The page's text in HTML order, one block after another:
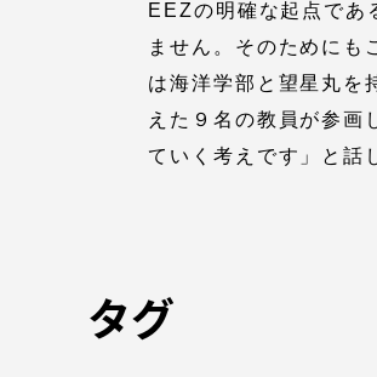
EEZの明確な起点であ
ません。そのためにも
は海洋学部と望星丸を
えた９名の教員が参画
ていく考えです」と話
タグ